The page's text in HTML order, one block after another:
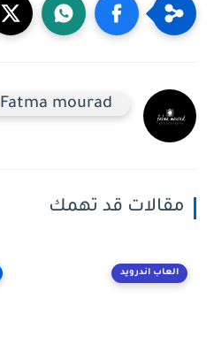
Fatma mourad
مقالات قد تهمك
العاب اندرويد